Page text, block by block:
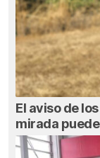
El aviso de
mirada